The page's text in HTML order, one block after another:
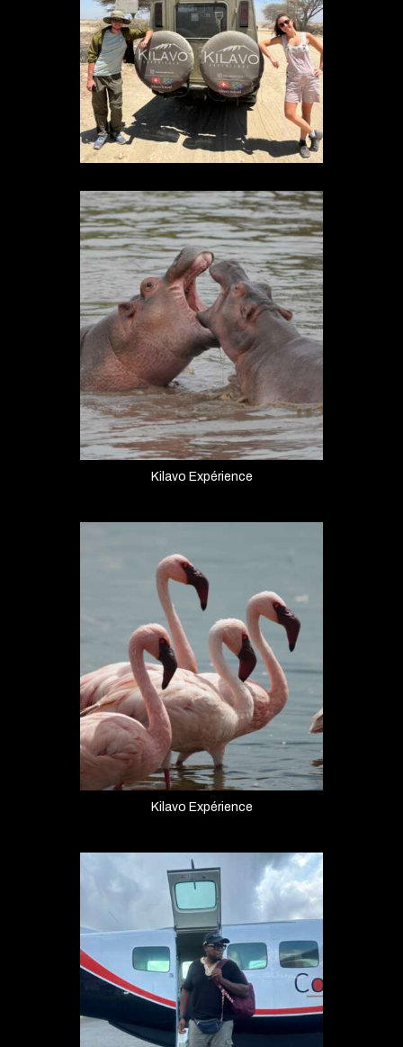
Kilavo Expérience
Kilavo Expérience